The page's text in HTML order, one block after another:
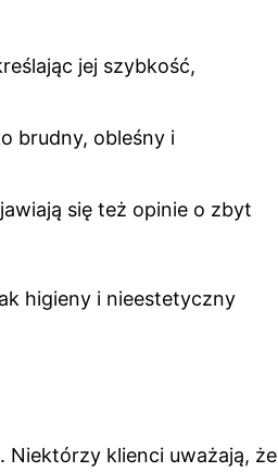
jej szybkość,
brudny, obleśny i
się też opinie o zbyt
higieny i nieestetyczny
Niektórzy klienci uważają, że